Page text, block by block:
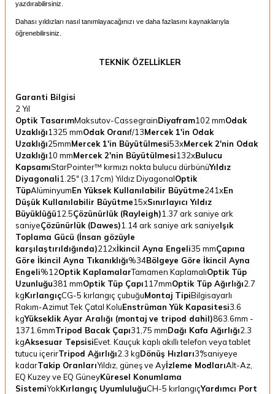
yazdırabilirsiniz.
Dahası yıldızları nasıl tanımlayacağınızı ve daha fazlasını kaynaklarıyla
öğrenebilirsiniz.
TEKNİK ÖZELLİKLER
Garanti Bilgisi
2 Yıl
Optik TasarımMaksutov-CassegrainDiyafram102 mmOdak
Uzaklığı1325 mmOdak Oranıf/13Mercek 1'in Odak
Uzaklığı25mmMercek 1'in Büyütülmesi53xMercek 2'nin Odak
Uzaklığı10 mmMercek 2'nin Büyütülmesi132xBulucu
KapsamıStarPointer™ kırmızı nokta bulucu dürbünüYıldız
Diyagonali1.25" (3.17cm) Yıldız DiyagonalOptik
TüpAlüminyumEn Yüksek Kullanılabilir Büyütme241xEn
Düşük Kullanılabilir Büyütme15xSınırlayıcı Yıldız
Büyüklüğü12.5Çözünürlük (Rayleigh)1.37 ark saniye ark
saniyeÇözünürlük (Dawes)1.14 ark saniye ark saniyeIşık
Toplama Gücü (İnsan gözüyle
karşılaştırıldığında)212xİkincil Ayna Engeli35 mmÇapına
Göre İkincil Ayna Tıkanıklığı%34Bölgeye Göre İkincil Ayna
Engeli%12Optik KaplamalarTamamen KaplamalıOptik Tüp
Uzunluğu381 mmOptik Tüp Çapı117mmOptik Tüp Ağırlığı2.7
kgKırlangıçCG-5 kırlangıç çubuğuMontaj TipiBilgisayarlı
Rakım-Azimut Tek Çatal KoluEnstrüman Yük Kapasitesi3.6
kgYükseklik Ayar Aralığı (montaj ve tripod dahil)863.6mm -
1371.6mmTripod Bacak Çapı31,75 mmDağı Kafa Ağırlığı2.3
kgAksesuar TepsisiEvet. Kauçuk kaplı akıllı telefon veya tablet
tutucu içerirTripod Ağırlığı2.3 kgDönüş Hızları3°/saniyeye
kadarTakip OranlarıYıldız, güneş ve Ayİzleme ModlarıAlt-Az,
EQ Kuzey ve EQ GüneyKüresel Konumlama
SistemiYokKırlangıç UyumluluğuCH-5 kırlangıçYardımcı Port